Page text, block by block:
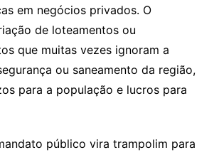
em negócios privados. O
de loteamentos ou
que muitas vezes ignoram a
ou saneamento da região,
para a população e lucros para
público vira trampolim para